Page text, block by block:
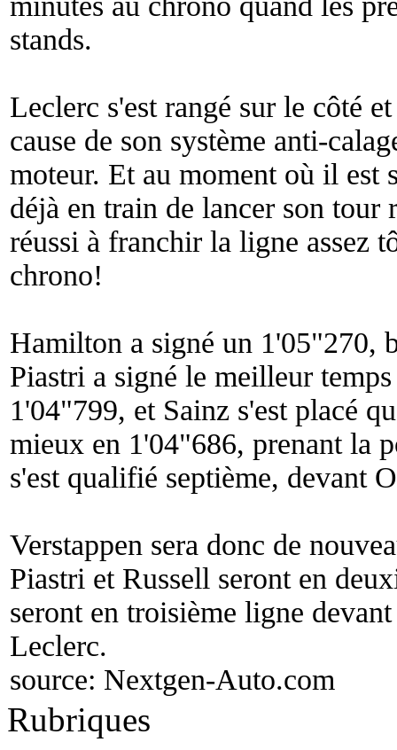
stands.
Leclerc s'est rangé sur le côté
cause de son système anti-
moteur. Et au moment où il est
déjà en train de lancer son tour
réussi à franchir la ligne assez
chrono!
Hamilton a signé un 1'05"270,
Piastri a signé le meilleur
1'04"799, et Sainz s'est placé
mieux en 1'04"686, prenant la
s'est qualifié septième, devant
Verstappen sera donc de
Piastri et Russell seront en
seront en troisième ligne
Leclerc.
source: Nextgen-Auto.com
Rubriques